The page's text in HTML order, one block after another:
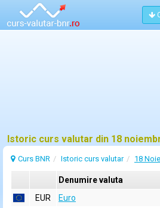
Istoric curs valutar din 18
Curs BNR Istoric curs valutar 18
Denumire valuta
EUR
Euro